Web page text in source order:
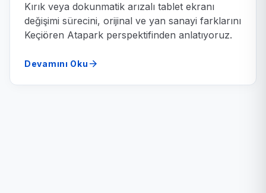
Kırık veya dokunmatik arızalı tablet ekranı
değişimi sürecini, orijinal ve yan sanayi farklarını
Keçiören Atapark perspektifinden anlatıyoruz.
Devamını Oku arrow_forward